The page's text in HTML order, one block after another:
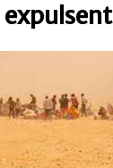
expulsent